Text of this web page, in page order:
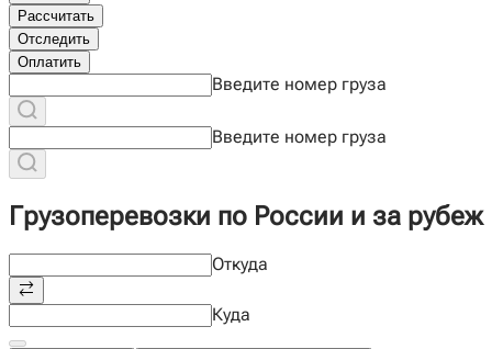
Рассчитать
Отследить
Оплатить
Введите номер груза
Введите номер груза
Грузоперевозки по России и за рубеж
Откуда
Куда